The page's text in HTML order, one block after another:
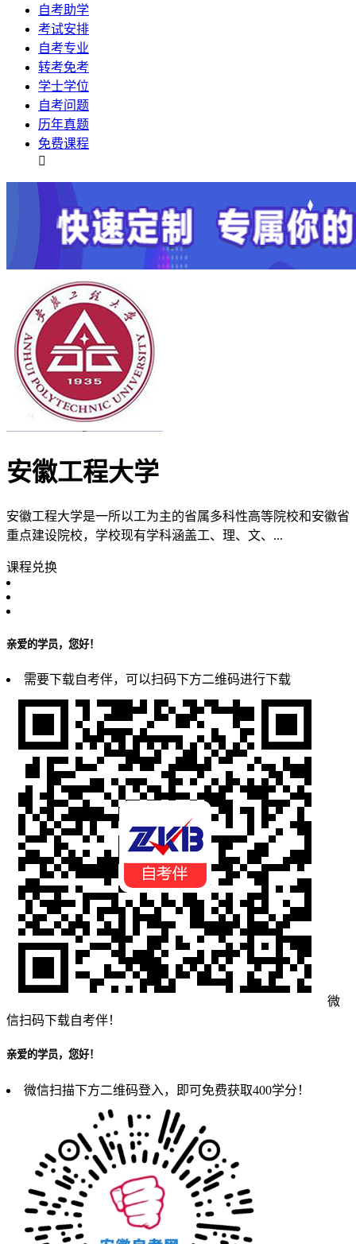
自考助学
考试安排
自考专业
转考免考
学士学位
自考问题
历年真题
免费课程

安徽工程大学
安徽工程大学是一所以工为主的省属多科性高等院校和安徽省
重点建设院校，学校现有学科涵盖工、理、文、...
课程兑换
亲爱的学员，您好！
需要下载自考伴，可以扫码下方二维码进行下载
微
信扫码下载自考伴！
亲爱的学员，您好！
微信扫描下方二维码登入，即可免费获取400学分！